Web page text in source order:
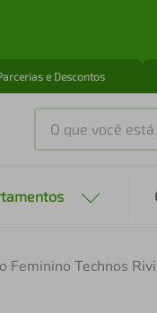
e Descontos
O que você está
Feminino Technos
2º cafeteira